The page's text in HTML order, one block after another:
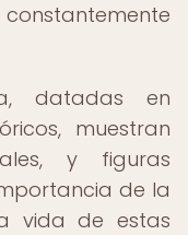
datadas en
muestran
y figuras
de la
vida de estas